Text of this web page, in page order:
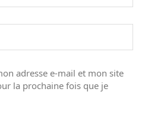
adresse e-mail et mon site
la prochaine fois que je